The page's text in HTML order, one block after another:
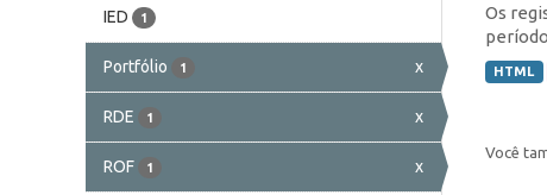
IED 1
Portfólio 1 x
RDE 1 x
ROF 1 x
Os
HTML
Você